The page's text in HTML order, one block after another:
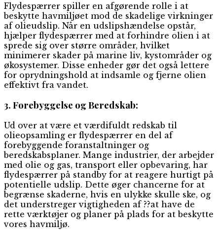
Flydespærrer spiller en afgørende rolle i at
beskytte havmiljøet mod de skadelige virkninger
af olieudslip. Når en udslipshændelse opstår,
hjælper flydespærrer med at forhindre olien i at
sprede sig over større områder, hvilket
minimerer skader på marine liv, kystområder og
økosystemer. Disse enheder gør det også lettere
for oprydningshold at indsamle og fjerne olien
effektivt fra vandet.
3. Forebyggelse og Beredskab:
Ud over at være et værdifuldt redskab til
olieopsamling er flydespærrer en del af
forebyggende foranstaltninger og
beredskabsplaner. Mange industrier, der arbejder
med olie og gas, transport eller opbevaring, har
flydespærrer på standby for at reagere hurtigt på
potentielle udslip. Dette øger chancerne for at
begrænse skaderne, hvis en ulykke skulle ske, og
det understreger vigtigheden af ??at have de
rette værktøjer og planer på plads for at beskytte
vores havmiljø.